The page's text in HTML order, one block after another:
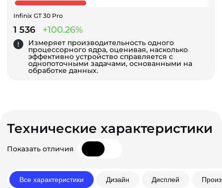
Infinix GT 30 Pro
1 536 +100.26%
Измеряет производительность одного
процессорного ядра, оценивая, насколько
эффективно устройство справляется с
однопоточными задачами, основанными на
обработке данных.
Технические характеристики
Показать отличия
Все характеристики Дизайн Дисплей